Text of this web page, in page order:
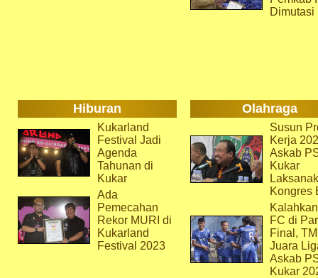
Dimutasi
Hiburan Olahraga
Kukarland
Festival Jadi
Agenda
Tahunan di
Kukar
Ada
Pemecahan
Rekor MURI di
Kukarland
Festival 2023
Susun
Kerja
Askab
Kukar
Kongres
FC di
Final,
Juara
Askab
Kukar